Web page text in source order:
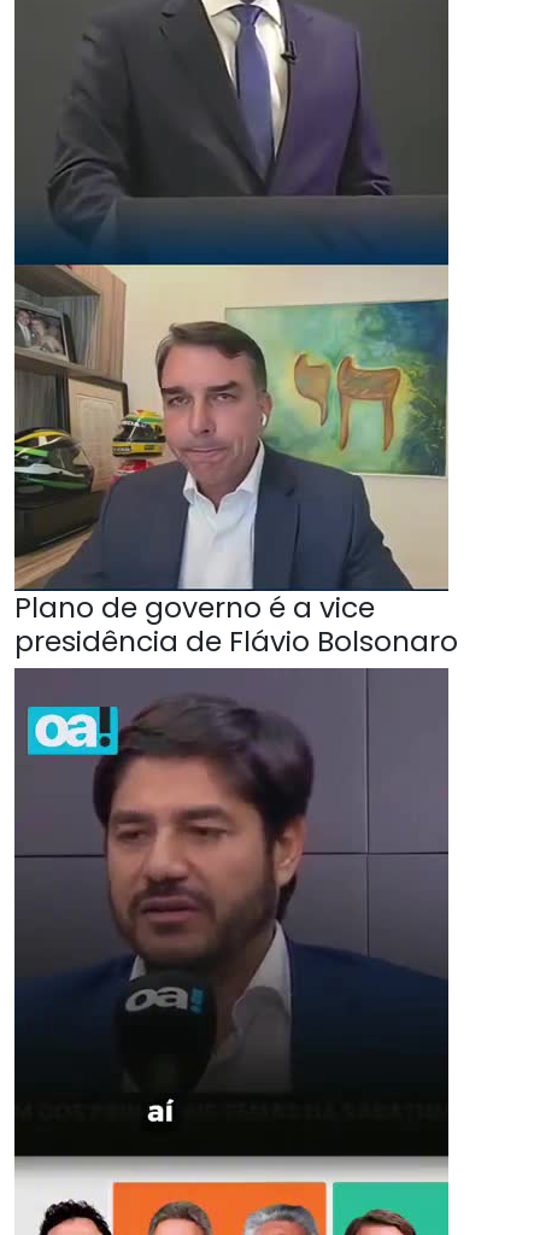
Plano de governo é a vice
presidência de Flávio Bolsonaro